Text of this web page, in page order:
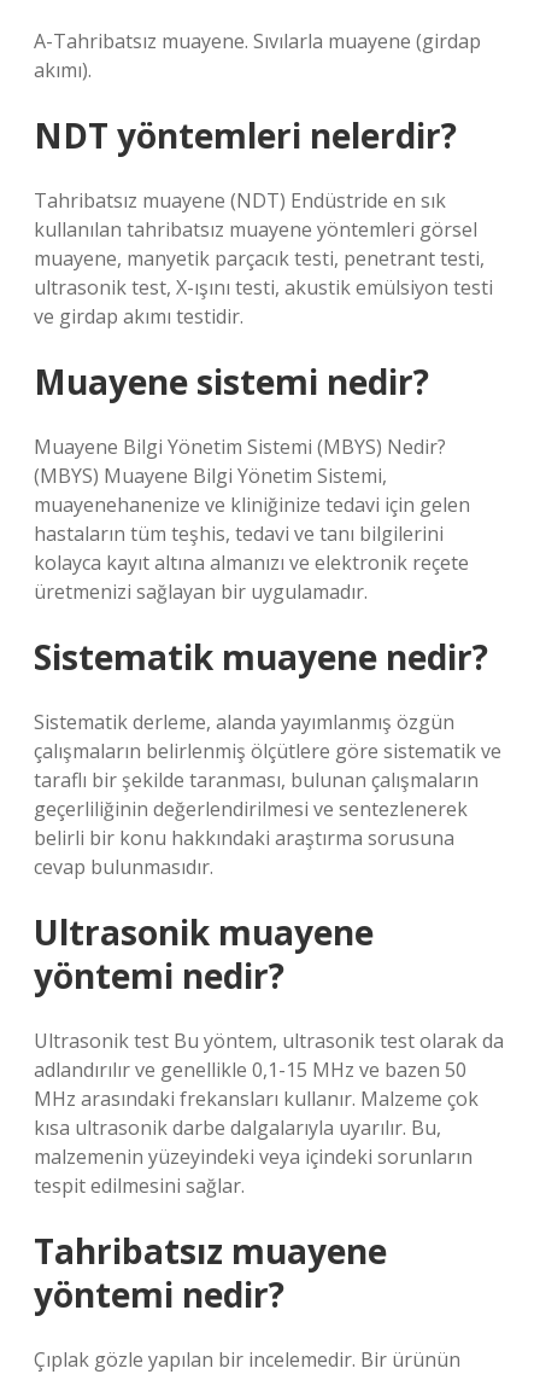
A-Tahribatsız muayene. Sıvılarla muayene (girdap
akımı).
NDT yöntemleri nelerdir?
Tahribatsız muayene (NDT) Endüstride en sık
kullanılan tahribatsız muayene yöntemleri görsel
muayene, manyetik parçacık testi, penetrant testi,
ultrasonik test, X-ışını testi, akustik emülsiyon testi
ve girdap akımı testidir.
Muayene sistemi nedir?
Muayene Bilgi Yönetim Sistemi (MBYS) Nedir?
(MBYS) Muayene Bilgi Yönetim Sistemi,
muayenehanenize ve kliniğinize tedavi için gelen
hastaların tüm teşhis, tedavi ve tanı bilgilerini
kolayca kayıt altına almanızı ve elektronik reçete
üretmenizi sağlayan bir uygulamadır.
Sistematik muayene nedir?
Sistematik derleme, alanda yayımlanmış özgün
çalışmaların belirlenmiş ölçütlere göre sistematik ve
taraflı bir şekilde taranması, bulunan çalışmaların
geçerliliğinin değerlendirilmesi ve sentezlenerek
belirli bir konu hakkındaki araştırma sorusuna
cevap bulunmasıdır.
Ultrasonik muayene
yöntemi nedir?
Ultrasonik test Bu yöntem, ultrasonik test olarak da
adlandırılır ve genellikle 0,1-15 MHz ve bazen 50
MHz arasındaki frekansları kullanır. Malzeme çok
kısa ultrasonik darbe dalgalarıyla uyarılır. Bu,
malzemenin yüzeyindeki veya içindeki sorunların
tespit edilmesini sağlar.
Tahribatsız muayene
yöntemi nedir?
Çıplak gözle yapılan bir incelemedir. Bir ürünün